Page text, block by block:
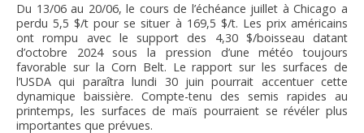
CEPM
IRRIGANTS DE FRANCE
GERM-SERVICES
Du 13/06 au 20/06, le cours de l’échéance juillet à Chicago a
perdu 5,5 $/t pour se situer à 169,5 $/t. Les prix américains
ont rompu avec le support des 4,30 $/boisseau datant
d’octobre 2024 sous la pression d’une météo toujours
favorable sur la Corn Belt. Le rapport sur les surfaces de
l’USDA qui paraîtra lundi 30 juin pourrait accentuer cette
dynamique baissière. Compte-tenu des semis rapides au
printemps, les surfaces de maïs pourraient se révéler plus
importantes que prévues.